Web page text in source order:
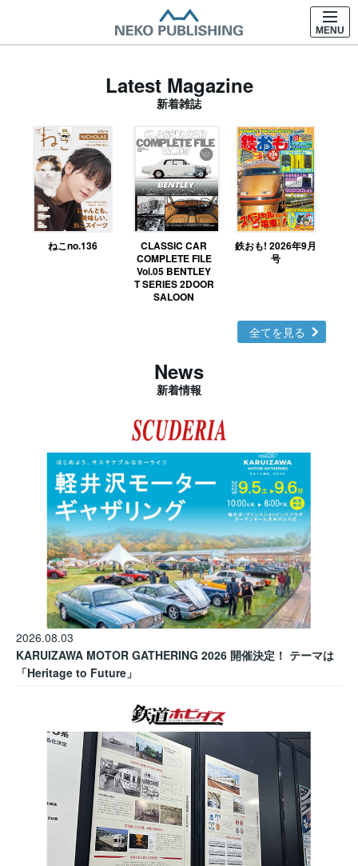
MENU
Latest Magazine
新着雑誌
ねこno.136
CLASSIC CAR
COMPLETE FILE
Vol.05 BENTLEY
T SERIES 2DOOR
SALOON
鉄おも! 2026年9月
号
全てを見る
News
新着情報
2026.08.03
KARUIZAWA MOTOR GATHERING 2026 開催決定！ テーマは
「Heritage to Future」